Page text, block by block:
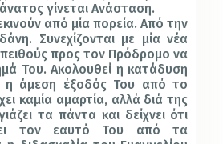
γίνεται Ανάσταση.
από μία πορεία. Από την
Συνεχίζονται με μία νέα
προς τον Πρόδρομο να
Του. Ακολουθεί η κατάδυση
η άμεση έξοδός Του από το
καμία αμαρτία, αλλά διά της
τα πάντα και δείχνει ότι
τον εαυτό Του από τα